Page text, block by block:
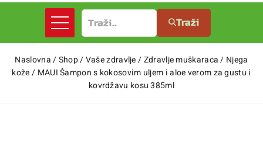
Traži
Naslovna/Shop/Vaše zdravlje/Zdravlje muškaraca / Njega
kože/ MAUI Šampon s kokosovim uljem i aloe verom za gustu i
kovrdžavu kosu 385ml